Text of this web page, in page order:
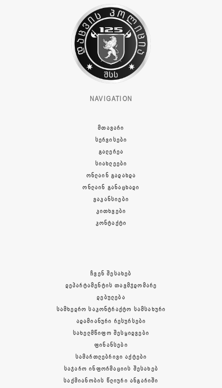
NAVIGATION
ᲛᲗᲐᲕᲐᲠᲘ
ᲡᲔᲠᲕᲘᲡᲔᲑᲘ
ᲒᲐᲚᲔᲠᲔᲐ
ᲡᲘᲐᲮᲚᲔᲔᲑᲘ
ᲝᲜᲚᲐᲘᲜ ᲒᲐᲓᲐᲮᲓᲐ
ᲝᲜᲚᲐᲘᲜ ᲒᲐᲜᲐᲪᲮᲐᲓᲘ
ᲕᲐᲙᲐᲜᲡᲘᲔᲑᲘ
ᲙᲘᲗᲮᲕᲔᲑᲘ
ᲙᲝᲜᲢᲐᲥᲢᲘ
ᲩᲕᲔᲜ ᲨᲔᲡᲐᲮᲔᲑ
ᲓᲔᲞᲐᲠᲢᲐᲛᲔᲜᲢᲘᲡ ᲗᲐᲕᲛᲯᲓᲝᲛᲐᲠᲔ
ᲓᲔᲑᲣᲚᲔᲑᲐ
ᲡᲐᲛᲮᲔᲓᲠᲝ ᲡᲐᲙᲝᲜᲢᲠᲐᲥᲢᲝ ᲡᲐᲛᲡᲐᲮᲣᲠᲘ
ᲐᲓᲐᲛᲘᲐᲜᲣᲠᲘ ᲠᲔᲡᲣᲠᲡᲔᲑᲘ
ᲡᲐᲮᲔᲚᲛᲬᲘᲤᲝ ᲨᲔᲡᲧᲘᲓᲕᲔᲑᲘ
ᲤᲘᲜᲐᲜᲡᲔᲑᲘ
ᲡᲐᲛᲐᲠᲗᲚᲔᲑᲠᲘᲕᲘ ᲐᲥᲢᲔᲑᲘ
ᲡᲐᲯᲐᲠᲝ ᲘᲜᲤᲝᲠᲛᲐᲪᲘᲘᲡ ᲨᲔᲡᲐᲮᲔᲑ
ᲡᲐᲥᲛᲘᲐᲜᲝᲑᲘᲡ ᲬᲚᲘᲣᲠᲘ ᲐᲜᲒᲐᲠᲘᲨᲘ